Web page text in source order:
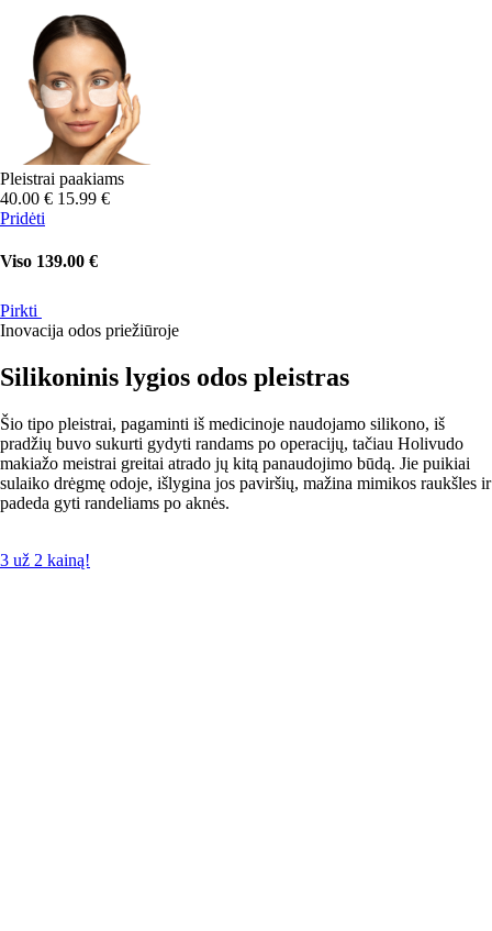
Pleistrai paakiams
40.00 € 15.99 €
Pridėti
Viso 139.00 €
Pirkti
Inovacija odos priežiūroje
Silikoninis lygios odos pleistras
Šio tipo pleistrai, pagaminti iš medicinoje naudojamo silikono, iš
pradžių buvo sukurti gydyti randams po operacijų, tačiau Holivudo
makiažo meistrai greitai atrado jų kitą panaudojimo būdą. Jie puikiai
sulaiko drėgmę odoje, išlygina jos paviršių, mažina mimikos raukšles ir
padeda gyti randeliams po aknės.
3 už 2 kainą!